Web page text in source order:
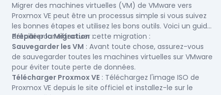
Migrer des machines virtuelles (VM) de VMware vers
Proxmox VE peut être un processus simple si vous suivez
les bonnes étapes et utilisez les bons outils. Voici un guide
détaillé pour effectuer cette migration :
Préparer la Migration:
Sauvegarder les VM : Avant toute chose, assurez-vous
de sauvegarder toutes les machines virtuelles sur VMware
pour éviter toute perte de données.
Télécharger Proxmox VE : Téléchargez l'image ISO de
Proxmox VE depuis le site officiel et installez-le sur le